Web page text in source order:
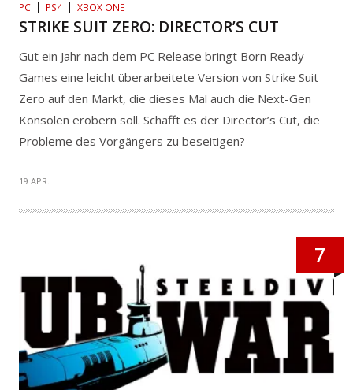
PC PS4 XBOX ONE
STRIKE SUIT ZERO: DIRECTOR’S CUT
Gut ein Jahr nach dem PC Release bringt Born Ready
Games eine leicht überarbeitete Version von Strike Suit
Zero auf den Markt, die dieses Mal auch die Next-Gen
Konsolen erobern soll. Schafft es der Director’s Cut, die
Probleme des Vorgängers zu beseitigen?
19 APR.
7